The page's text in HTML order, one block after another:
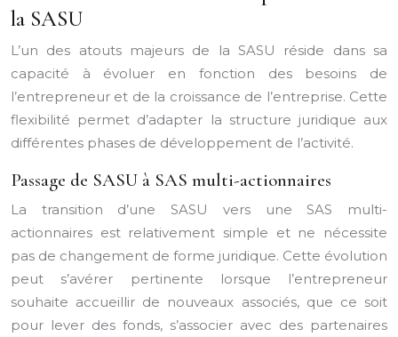
la SASU
L’un des atouts majeurs de la SASU réside dans sa
capacité à évoluer en fonction des besoins de
l’entrepreneur et de la croissance de l’entreprise. Cette
flexibilité permet d’adapter la structure juridique aux
différentes phases de développement de l’activité.
Passage de SASU à SAS multi-actionnaires
La transition d’une SASU vers une SAS multi-
actionnaires est relativement simple et ne nécessite
pas de changement de forme juridique. Cette évolution
peut s’avérer pertinente lorsque l’entrepreneur
souhaite accueillir de nouveaux associés, que ce soit
pour lever des fonds, s’associer avec des partenaires